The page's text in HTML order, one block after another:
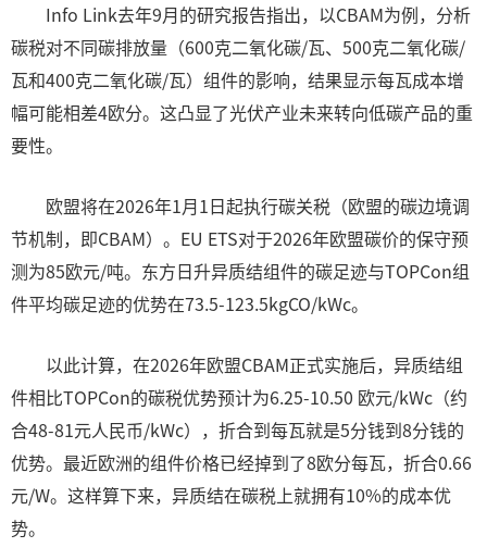
Info Link去年9月的研究报告指出，以CBAM为例，分析
碳税对不同碳排放量（600克二氧化碳/瓦、500克二氧化碳/
瓦和400克二氧化碳/瓦）组件的影响，结果显示每瓦成本增
幅可能相差4欧分。这凸显了光伏产业未来转向低碳产品的重
要性。
欧盟将在2026年1月1日起执行碳关税（欧盟的碳边境调
节机制，即CBAM）。EU ETS对于2026年欧盟碳价的保守预
测为85欧元/吨。东方日升异质结组件的碳足迹与TOPCon组
件平均碳足迹的优势在73.5-123.5kgCO/kWc。
以此计算，在2026年欧盟CBAM正式实施后，异质结组
件相比TOPCon的碳税优势预计为6.25-10.50 欧元/kWc（约
合48-81元人民币/kWc），折合到每瓦就是5分钱到8分钱的
优势。最近欧洲的组件价格已经掉到了8欧分每瓦，折合0.66
元/W。这样算下来，异质结在碳税上就拥有10%的成本优
势。